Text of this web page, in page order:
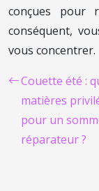
conçues pour
conséquent,
vous concentrer.
Couette été :
matières
pour un
réparateur ?